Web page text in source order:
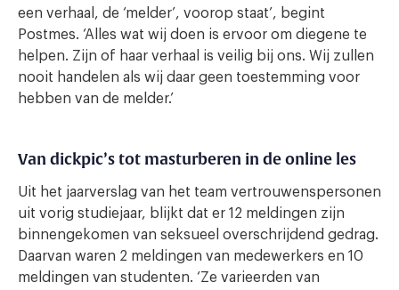
een verhaal, de ‘melder’, voorop staat’, begint
Postmes. ‘Alles wat wij doen is ervoor om diegene te
helpen. Zijn of haar verhaal is veilig bij ons. Wij zullen
nooit handelen als wij daar geen toestemming voor
hebben van de melder.’
Van dickpic’s tot masturberen in de online les
Uit het jaarverslag van het team vertrouwenspersonen
uit vorig studiejaar, blijkt dat er 12 meldingen zijn
binnengekomen van seksueel overschrijdend gedrag.
Daarvan waren 2 meldingen van medewerkers en 10
meldingen van studenten. ‘Ze varieerden van